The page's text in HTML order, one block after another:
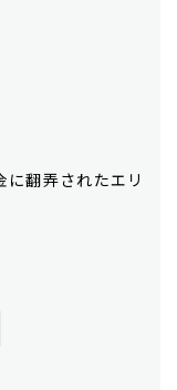
に翻弄されたエリ